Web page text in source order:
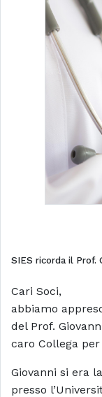
SIES ricorda il Prof.
Cari Soci,
abbiamo
del Prof.
caro Collega
Giovanni si era
presso